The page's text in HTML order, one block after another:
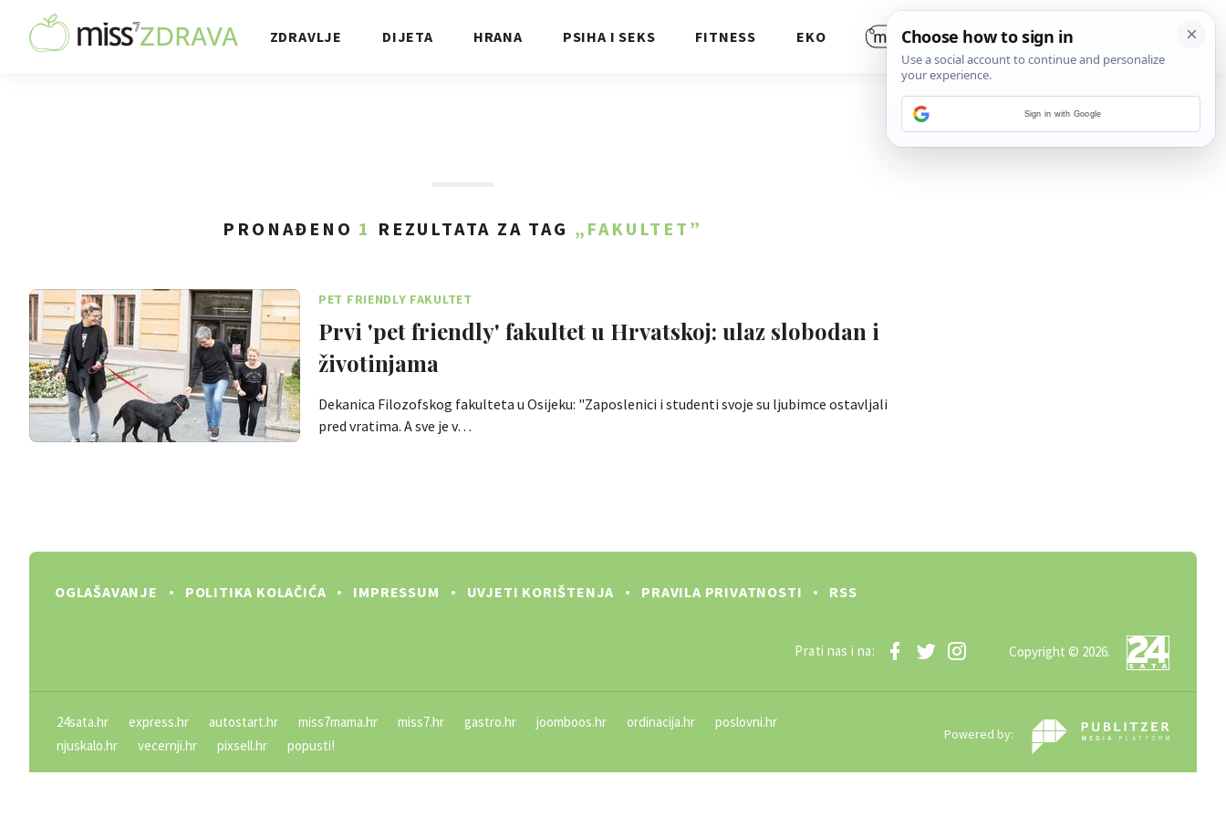
ZDRAVLJE DIJETA HRANA PSIHA I SEKS FITNESS EKO
PRONAĐENO 1 REZULTATA ZA TAG „FAKULTET”
PET FRIENDLY FAKULTET
Prvi 'pet friendly' fakultet u Hrvatskoj: ulaz slobodan i
životinjama
Dekanica Filozofskog fakulteta u Osijeku: "Zaposlenici i studenti svoje su ljubimce ostavljali
pred vratima. A sve je v…
OGLAŠAVANJE POLITIKA KOLAČIĆA IMPRESSUM UVJETI KORIŠTENJA PRAVILA PRIVATNOSTI RSS
Prati nas i na: Copyright © 2026.
24sata.hr express.hr autostart.hr miss7mama.hr miss7.hr gastro.hr joomboos.hr ordinacija.hr
poslovni.hr
njuskalo.hr
vecernji.hr pixsell.hr popusti!
Powered by:
Sign in with Google